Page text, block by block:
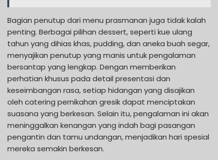
Bagian penutup dari menu prasmanan juga tidak kalah
penting. Berbagai pilihan dessert, seperti kue ulang
tahun yang dihias khas, pudding, dan aneka buah segar,
menyajikan penutup yang manis untuk pengalaman
bersantap yang lengkap. Dengan memberikan
perhatian khusus pada detail presentasi dan
keseimbangan rasa, setiap hidangan yang disajikan
oleh catering pernikahan gresik dapat menciptakan
suasana yang berkesan. Selain itu, pengalaman ini akan
meninggalkan kenangan yang indah bagi pasangan
pengantin dan tamu undangan, menjadikan hari spesial
mereka semakin berkesan.